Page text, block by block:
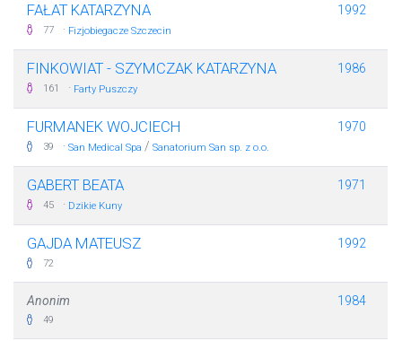
FAŁAT KATARZYNA
77 · Fizjobiegacze Szczecin
1992
FINKOWIAT - SZYMCZAK KATARZYNA
161 · Farty Puszczy
1986
FURMANEK WOJCIECH
39 · San Medical Spa / Sanatorium San sp. z o.o.
1970
GABERT BEATA
45 · Dzikie Kuny
1971
GAJDA MATEUSZ
72
1992
Anonim
49
1984